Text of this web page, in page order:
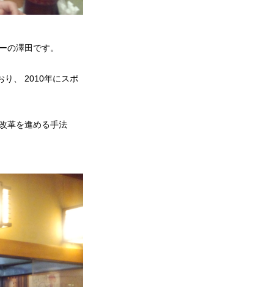
の澤田です。
り、 2010年にスポ
革を進める手法